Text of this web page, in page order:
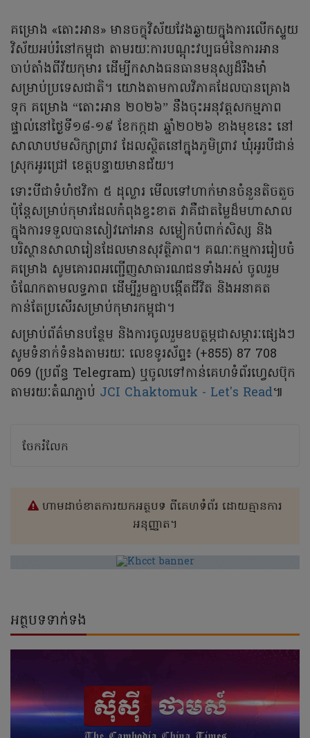
គម្រោង «តោះអាន» មានចក្ខុវិស័យវែងឆ្ងាយក្នុងការលើកស្ទួយ
វិស័យអប់រំនៅកម្ពុជា តាមរយៈការបណ្ដុះវប្បធម៌នៃការអាន
ចាប់តាំងពីវ័យកុមារ ដើម្បីកសាងធនធានមនុស្សដ៏រឹងមាំ
សម្រាប់ប្រទេសជាតិ។ យោងតាមកាលវិភាគដែលបានគ្រោង
ទុក គម្រោង “តោះអាន ២០២៦” នឹងចុះអនុវត្តសកម្មភាព
ផ្ទាល់នៅថ្ងៃទី១៨-១៩ ខែកក្កដា ឆ្នាំ២០២៦ ខាងមុខនេះ នៅ
សាលាបឋមសិក្សាព្រាវ ដែលស្ថិតនៅក្នុងភូមិព្រាវ ឃុំអូរបីជាន់
ស្រុកអូរជ្រៅ ខេត្តបន្ទាយមានជ័យ។
ទោះបីជាទំហំថវិកា ៥ ដុល្លារ មើលទៅហាក់មានចំនួនតិចតួច
ប៉ុន្តែសម្រាប់កុមារដែលកំពុងខ្វះខាត វាគឺជាតម្លៃដ៏មហាសាល
ក្នុងការទទួលបានសៀវភៅអាន សម្លៀកបំពាក់សិស្ស និង
បរិស្ថានសាលារៀនដែលមានសុវត្ថិភាព។ គណៈកម្មការរៀបចំ
គម្រោង សូមគោរពអញ្ជើញសាធារណជនទាំងអស់ ចូលរួម
ចំណែកតាមលទ្ធភាព ដើម្បីរួមគ្នាបង្កើតជីវិត និងអនាគត
កាន់តែប្រសើរសម្រាប់កុមារកម្ពុជា។
សម្រាប់ព័ត៌មានបន្ថែម និងការចូលរួមឧបត្ថម្ភជាសម្ភារៈផ្សេងៗ
សូមទំនាក់ទំនងតាមរយៈ លេខទូរស័ព្ទ៖ (+855) 87 708
069 (ប្រព័ន្ធ Telegram) ឬចូលទៅកាន់គេហទំព័រហ្វេសប៊ុក
តាមរយៈតំណភ្ជាប់ JCI Chaktomuk - Let's Read៕
ចែករំលែក
ហាមដាច់ខាតការយកអត្ថបទ ពីគេហទំព័រ ដោយគ្មានការ
អនុញ្ញាត។
អត្ថបទទាក់ទង